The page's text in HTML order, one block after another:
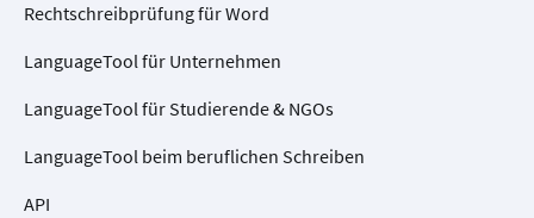
Rechtschreibprüfung für Word
LanguageTool für Unternehmen
LanguageTool für Studierende & NGOs
LanguageTool beim beruflichen Schreiben
API